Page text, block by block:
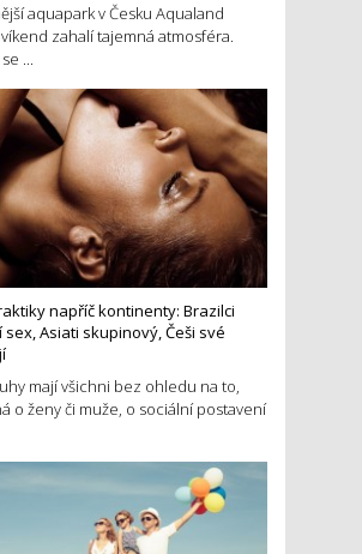
aquapark v Česku Aqualand
zahalí tajemná atmosféra.
...
napříč kontinenty: Brazilci
Asiati skupinový, Češi své
mají všichni bez ohledu na to,
o ženy či muže, o sociální postavení